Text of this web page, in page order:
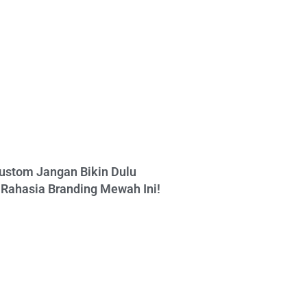
Jangan Bikin Dulu
Branding Mewah Ini!